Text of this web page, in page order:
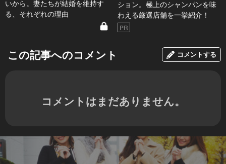
いから。妻たちが結婚を維持す
る、それぞれの理由
ション。極上のシャンパンを味
わえる厳選店舗を一挙紹介！
PR
この記事へのコメント コメントする
コメントはまだありません。